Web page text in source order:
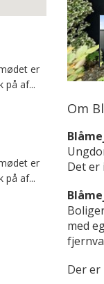
er
på af...
er
på af...
Om
Det er
med
Der er